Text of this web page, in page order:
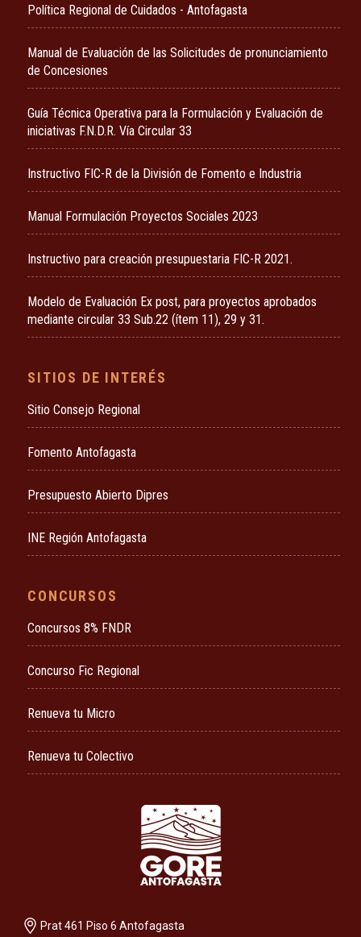
Política Regional de Cuidados - Antofagasta
Manual de Evaluación de las Solicitudes de pronunciamiento
de Concesiones
Guía Técnica Operativa para la Formulación y Evaluación de
iniciativas F.N.D.R. Vía Circular 33
Instructivo FIC-R de la División de Fomento e Industria
Manual Formulación Proyectos Sociales 2023
Instructivo para creación presupuestaria FIC-R 2021.
Modelo de Evaluación Ex post, para proyectos aprobados
mediante circular 33 Sub.22 (ítem 11), 29 y 31.
SITIOS DE INTERÉS
Sitio Consejo Regional
Fomento Antofagasta
Presupuesto Abierto Dipres
INE Región Antofagasta
CONCURSOS
Concursos 8% FNDR
Concurso Fic Regional
Renueva tu Micro
Renueva tu Colectivo
Prat 461 Piso 6 Antofagasta